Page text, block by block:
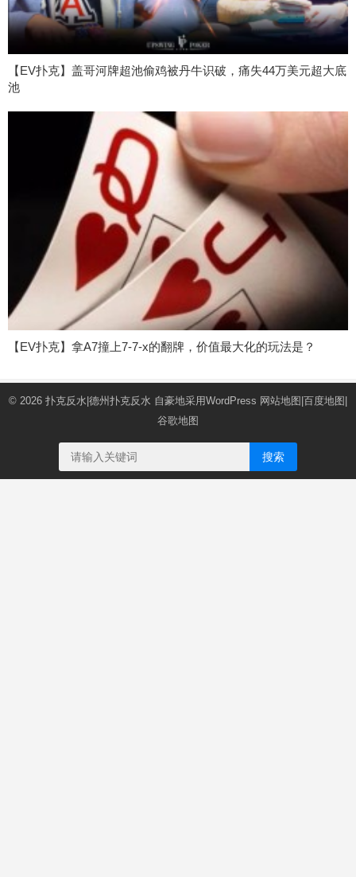
【EV扑克】盖哥河牌超池偷鸡被丹牛识破，痛失44万美元超大底
池
【EV扑克】拿A7撞上7-7-x的翻牌，价值最大化的玩法是？
© 2026 扑克反水|德州扑克反水 自豪地采用WordPress 网站地图 百度地图
谷歌地图
搜索